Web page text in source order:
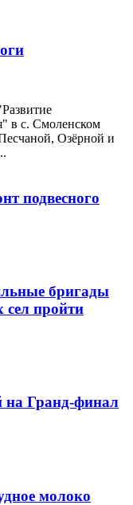
в с. Смоленском
Озёрной и
подвесного
бригады
пройти
на Гранд-финал
молоко